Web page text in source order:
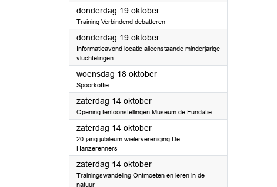
donderdag 19 oktober2023
Training Verbindend debatteren
donderdag 19 oktober2023
Informatieavond locatie alleenstaande minderjarige
vluchtelingen
woensdag 18 oktober2023
Spoorkoffie
zaterdag 14 oktober2023
Opening tentoonstellingen Museum de Fundatie
zaterdag 14 oktober2023
20-jarig jubileum wielervereniging De
Hanzerenners
zaterdag 14 oktober2023
Trainingswandeling Ontmoeten en leren in de
natuur